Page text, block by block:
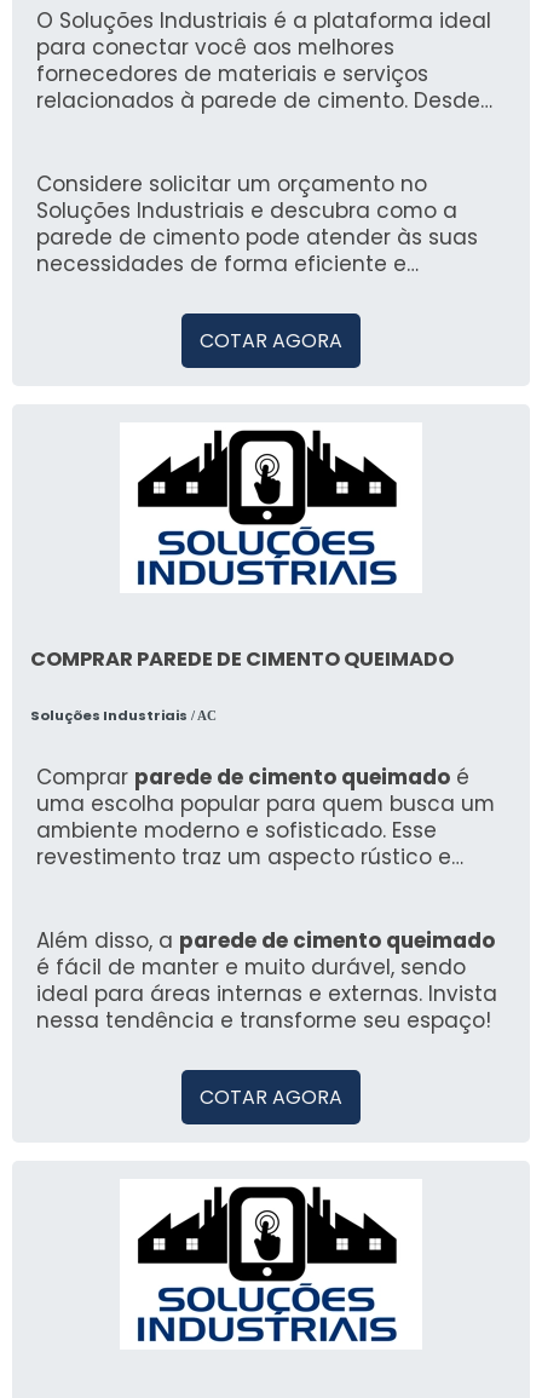
construção e reduzindo custos.
O Soluções Industriais é a plataforma ideal
para conectar você aos melhores
fornecedores de materiais e serviços
relacionados à parede de cimento. Desde
proporcionando uma experiência segura e
eficaz na busca por soluções industriais.
Considere solicitar um orçamento no
Soluções Industriais e descubra como a
parede de cimento pode atender às suas
necessidades de forma eficiente e
COTAR AGORA
COMPRAR PAREDE DE CIMENTO QUEIMADO
Soluções Industriais / AC
Comprar parede de cimento queimado é
uma escolha popular para quem busca um
ambiente moderno e sofisticado. Esse
revestimento traz um aspecto rústico e
Além disso, a parede de cimento queimado
é fácil de manter e muito durável, sendo
ideal para áreas internas e externas. Invista
nessa tendência e transforme seu espaço!
COTAR AGORA